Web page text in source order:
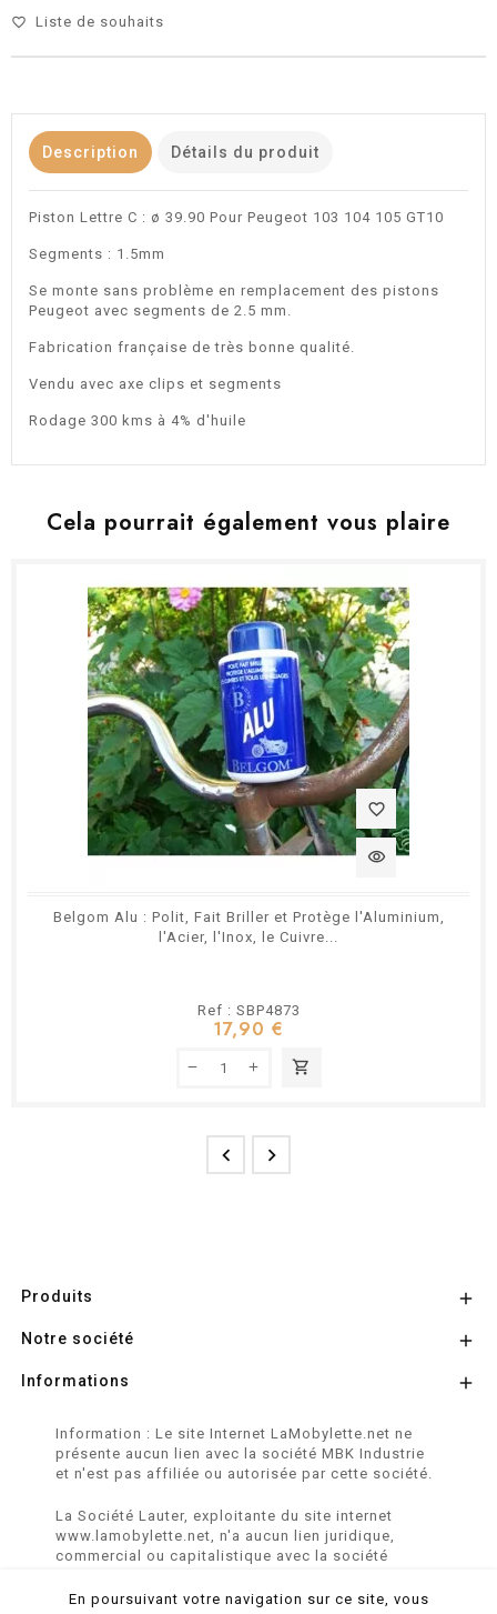
favorite_border Liste de souhaits
Description Détails du produit
Piston Lettre C : ø 39.90 Pour Peugeot 103 104 105 GT10
Segments : 1.5mm
Se monte sans problème en remplacement des pistons
Peugeot avec segments de 2.5 mm.
Fabrication française de très bonne qualité.
Vendu avec axe clips et segments
Rodage 300 kms à 4% d'huile
Cela pourrait également vous plaire
favorite_border
visibility
Belgom Alu : Polit, Fait Briller et Protège l'Aluminium,
l'Acier, l'Inox, le Cuivre...
Ref : SBP4873
17,90 €
shopping_cart
 
Produits 
Notre société 
Informations 
Information : Le site Internet LaMobylette.net ne
présente aucun lien avec la société MBK Industrie
et n'est pas affiliée ou autorisée par cette société.
La Société Lauter, exploitante du site internet
www.lamobylette.net, n'a aucun lien juridique,
commercial ou capitalistique avec la société
marques SOLEX, VELOSOLEX, SOLEXINE et E-
En poursuivant votre navigation sur ce site, vous